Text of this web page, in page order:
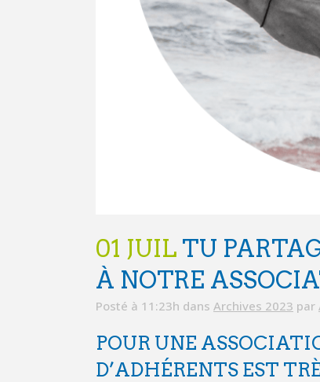
01 JUIL TU
À NOTRE
Posté à 11:23h dans Archives 2023 par
POUR UNE
D’ADHÉRENTS EST